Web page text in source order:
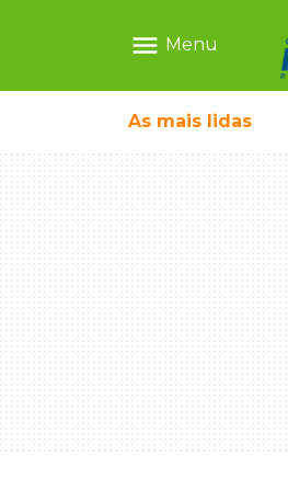
menu Menu
As mais lidas
em desafio era "escrava